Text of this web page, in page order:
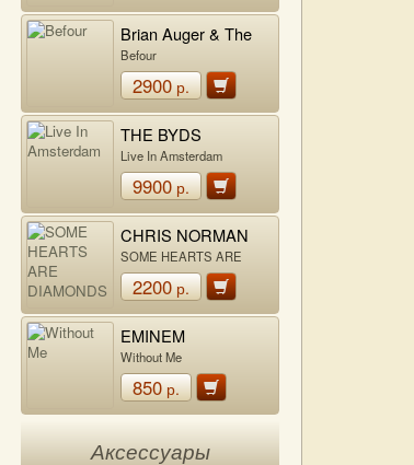
Brian Auger & The
Trinity
Befour
2900р.
THE BYDS
Live In Amsterdam
9900р.
CHRIS NORMAN
SOME HEARTS ARE
DIAMONDS
2200р.
EMINEM
Without Me
850р.
Аксессуары